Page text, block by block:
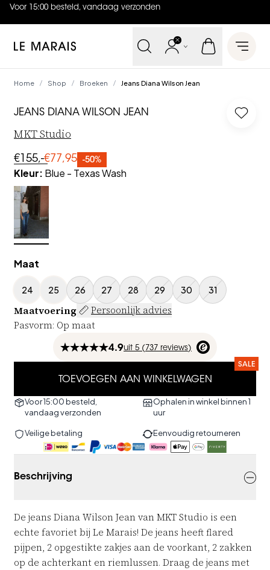
Voor 15:00 besteld, vandaag verzonden
4.9 uit5 (737 reviews)
Le Marais Open
Home / Shop / Broeken / Jeans Diana Wilson Jean
JEANS DIANA WILSON JEAN Log in
MKT Studio
€155,-€77,95 -50%
Kleur: Blue - Texas Wash
Maat
24 25 26 27 28 29 30 31
Maatvoering
Persoonlijk advies
Pasvorm: Op maat
4.9uit 5 ( 737 reviews)
TOEVOEGEN AAN WINKELWAGEN
SALE
Voor 15:00 besteld,
vandaag verzonden
Ophalen in winkel binnen 1
uur
Veilige betaling Eenvoudig retourneren
Beschrijving
De jeans Diana Wilson Jean van MKT Studio is een
echte favoriet bij Le Marais! De jeans heeft flared
pijpen, 2 opgestikte zakjes aan de voorkant, 2 zakken
op de achterkant en riemlussen. Draag de jeans met